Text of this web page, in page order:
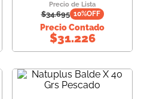
Precio de Lista
$34.695 10%OFF
Precio Contado
$31.226